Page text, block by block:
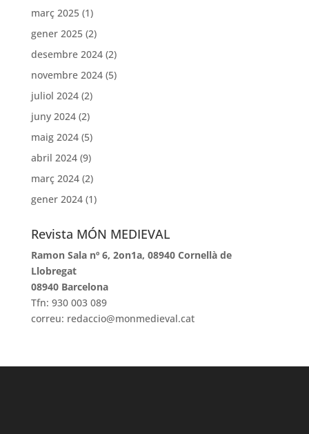
març 2025(1)
gener 2025(2)
desembre 2024(2)
novembre 2024(5)
juliol 2024(2)
juny 2024(2)
maig 2024(5)
abril 2024(9)
març 2024(2)
gener 2024(1)
Revista MÓN MEDIEVAL
Ramon Sala nº 6, 2on1a, 08940 Cornellà de
Llobregat
08940 Barcelona
Tfn: 930 003 089
correu: redaccio@monmedieval.cat